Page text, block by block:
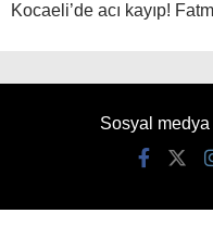
Kocaeli’de acı kayıp!
Sosyal medya